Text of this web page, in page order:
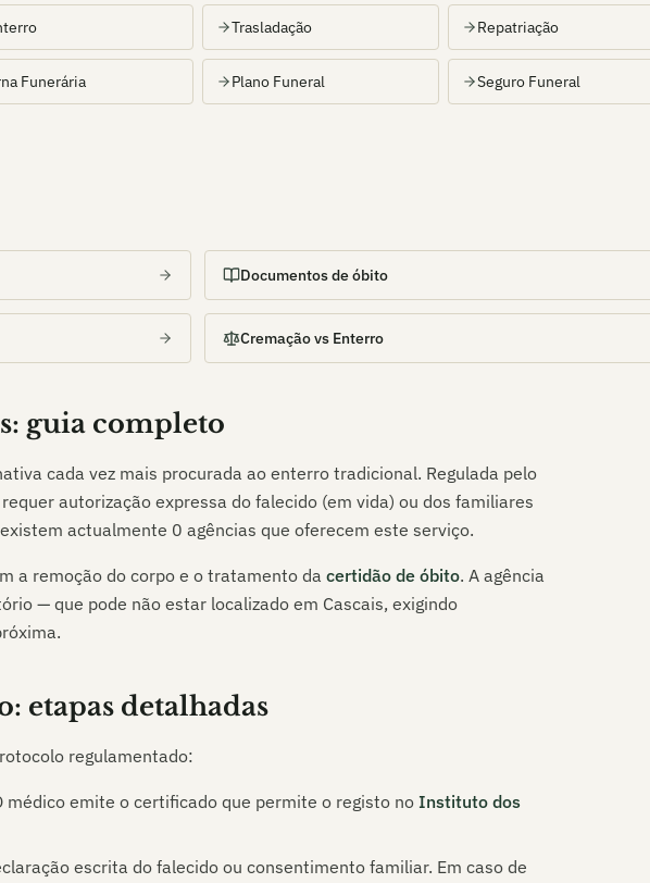
Trasladação Repatriação
Funerária Plano Funeral Seguro Funeral
Documentos de óbito
Cremação vs Enterro
: guia completo
cada vez mais procurada ao enterro tradicional. Regulada pelo
autorização expressa do falecido (em vida) ou dos familiares
actualmente 0 agências que oferecem este serviço.
a remoção do corpo e o tratamento da certidão de óbito. A agência
— que pode não estar localizado em Cascais, exigindo
etapas detalhadas
regulamentado:
médico emite o certificado que permite o registo no Instituto dos
escrita do falecido ou consentimento familiar. Em caso de